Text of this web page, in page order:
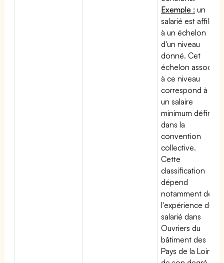
Exemple : un
salarié est affilié
à un échelon
d'un niveau
donné. Cet
échelon associé
à ce niveau
correspond à
un salaire
minimum défini
dans la
convention
collective.
Cette
classification
dépend
notamment de
l'expérience du
salarié dans
Ouvriers du
bâtiment des
Pays de la Loire,